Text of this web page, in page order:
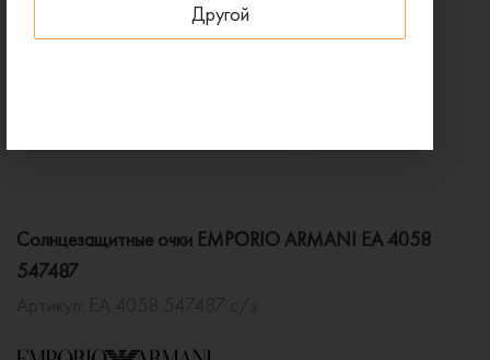
Другой
Солнцезащитные очки EMPORIO ARMANI EA 4058
547487